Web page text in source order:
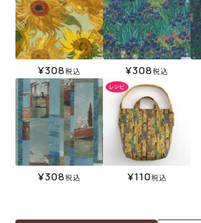
¥308税込 ¥308税込
¥308税込 ¥110税込